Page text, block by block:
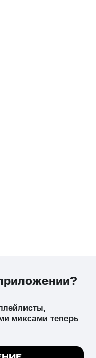
вред здоровью,
все
миксами теперь